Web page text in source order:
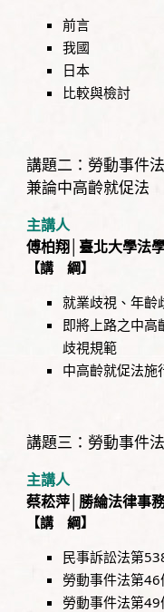
前言
我國
日本
比較與檢討
講題二：勞動事件
兼論中高齡就促法
主講人
傅柏翔│臺北大學法
【講 綱】
就業歧視、年齡
即將上路之中
歧視規範
中高齡就促法施
講題三：勞動事件
主講人
蔡菘萍│勝綸法律事
【講 綱】
民事訴訟法第
勞動事件法第
勞動事件法第